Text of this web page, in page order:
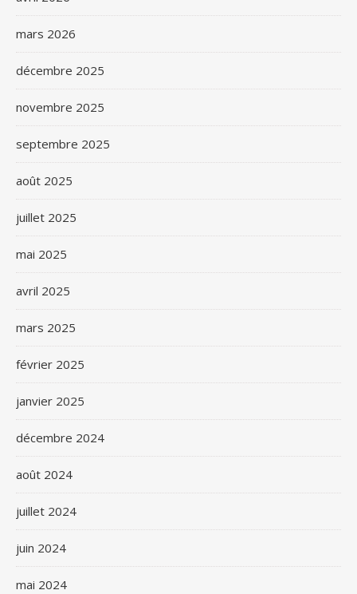
mars 2026
décembre 2025
novembre 2025
septembre 2025
août 2025
juillet 2025
mai 2025
avril 2025
mars 2025
février 2025
janvier 2025
décembre 2024
août 2024
juillet 2024
juin 2024
mai 2024